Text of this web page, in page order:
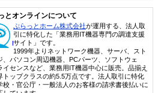
とオンラインについて
ぷらっとホーム株式会社が運用する、法人取
引に特化した「業務用IT機器専門の調達支援
サイト」です。
1999年よりネットワーク機器、サーバ、スト
、パソコン周辺機器、PCパーツ、ソフトウェ
イセンスなど、業務用IT機器中心に販売。品揃え
トップクラスの約5.5万点です。法人取引に特化
校・官公庁・一般法人のお客様の請求書後払いに